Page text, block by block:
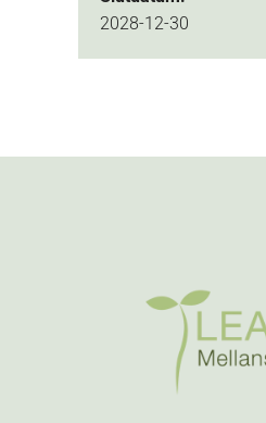
2028-12-30